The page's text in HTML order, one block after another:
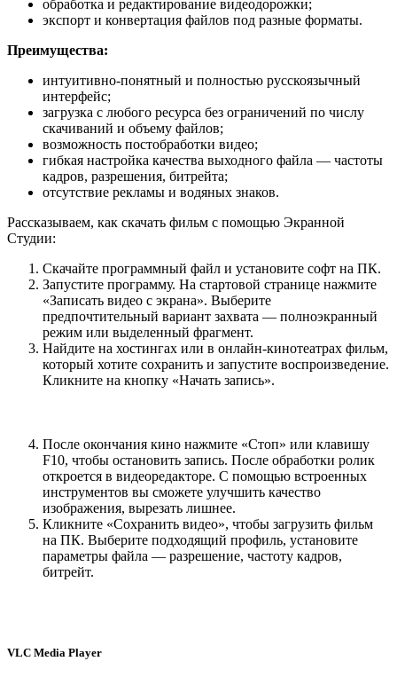
обработка и редактирование видеодорожки;
экспорт и конвертация файлов под разные форматы.
Преимущества:
интуитивно-понятный и полностью русскоязычный
интерфейс;
загрузка с любого ресурса без ограничений по числу
скачиваний и объему файлов;
возможность постобработки видео;
гибкая настройка качества выходного файла — частоты
кадров, разрешения, битрейта;
отсутствие рекламы и водяных знаков.
Рассказываем, как скачать фильм с помощью Экранной
Студии:
Скачайте программный файл и установите софт на ПК.
Запустите программу. На стартовой странице нажмите
«Записать видео с экрана». Выберите
предпочтительный вариант захвата — полноэкранный
режим или выделенный фрагмент.
Найдите на хостингах или в онлайн-кинотеатрах фильм,
который хотите сохранить и запустите воспроизведение.
Кликните на кнопку «Начать запись».
После окончания кино нажмите «Стоп» или клавишу
F10, чтобы остановить запись. После обработки ролик
откроется в видеоредакторе. С помощью встроенных
инструментов вы сможете улучшить качество
изображения, вырезать лишнее.
Кликните «Сохранить видео», чтобы загрузить фильм
на ПК. Выберите подходящий профиль, установите
параметры файла — разрешение, частоту кадров,
битрейт.
VLC Media Player